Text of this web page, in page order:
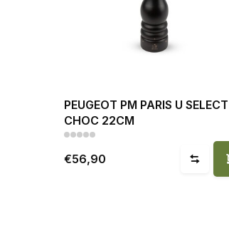
PEUGEOT PM PARIS U SELECT
CHOC 22CM
€56,90